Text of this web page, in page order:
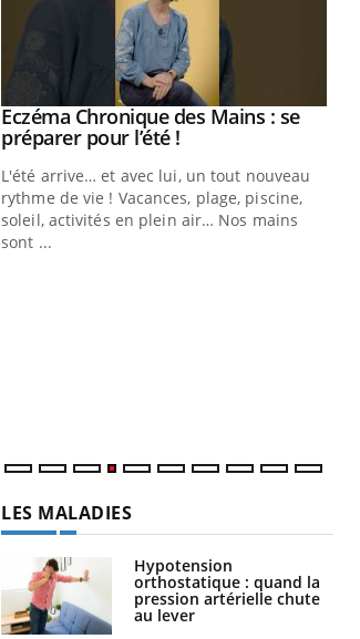
Youtube
Eczéma Chronique des Mains : se
préparer pour l’été !Youtube
L'été arrive… et avec lui, un tout nouveau
rythme de vie ! Vacances, plage, piscine,
soleil, activités en plein air… Nos mains
sont ...
LES MALADIES
Hypotension
orthostatique : quand la
pression artérielle chute
au lever